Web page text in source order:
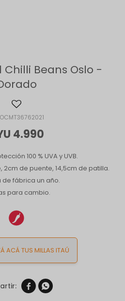
Chilli Beans Oslo -
OCMT36762021
4.990
100 % UVA y UVB.
2cm de puente, 14,5cm de patilla.
de fábrica un año.
para cambio.
ACÁ TUS MILLAS ITAÚ
 